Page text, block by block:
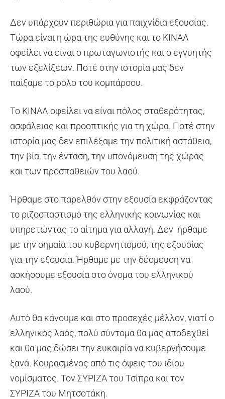
Δεν υπάρχουν περιθώρια για παιχνίδια εξουσίας.
Τώρα είναι η ώρα της ευθύνης και το ΚΙΝΑΛ
οφείλει να είναι ο πρωταγωνιστής και ο εγγυητής
των εξελίξεων. Ποτέ στην ιστορία μας δεν
παίξαμε το ρόλο του κομπάρσου.
Το ΚΙΝΑΛ οφείλει να είναι πόλος σταθερότητας,
ασφάλειας και προοπτικής για τη χώρα. Ποτέ στην
ιστορία μας δεν επιλέξαμε την πολιτική αστάθεια,
την βία, την ένταση, την υπονόμευση της χώρας
και των προσπαθειών του λαού.
Ήρθαμε στο παρελθόν στην εξουσία εκφράζοντας
το ριζοσπαστισμό της ελληνικής κοινωνίας και
υπηρετώντας το αίτημα για αλλαγή. Δεν ήρθαμε
με την σημαία του κυβερνητισμού, της εξουσίας
για την εξουσία. Ήρθαμε με την δέσμευση να
ασκήσουμε εξουσία στο όνομα του ελληνικού
λαού.
Αυτό θα κάνουμε και στο προσεχές μέλλον, γιατί ο
ελληνικός λαός, πολύ σύντομα θα μας αποδεχθεί
και θα μας δώσει την ευκαιρία να κυβερνήσουμε
ξανά. Κουρασμένος από τις όψεις του ιδίου
νομίσματος. Τον ΣΥΡΙΖΑ του Τσίπρα και τον
ΣΥΡΙΖΑ του Μητσοτάκη.